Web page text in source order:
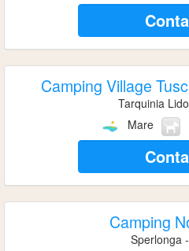
Camping Village
Tarquinia
Mare
Camping
Sperlonga